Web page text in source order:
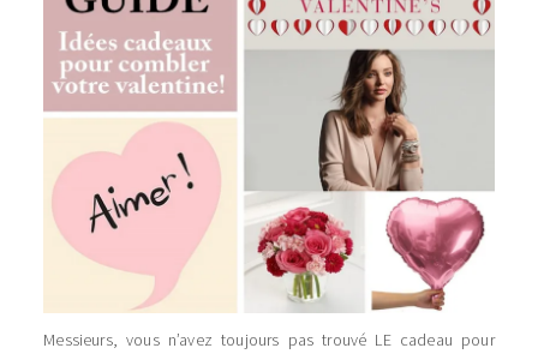
Messieurs, vous n’avez toujours pas trouvé LE cadeau pour